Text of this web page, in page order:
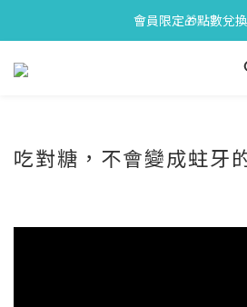
會員限定🎁點數兌
會員限定🎁點數兌
全新上市🫧變色牙膏
吃對糖，不會變成蛀牙